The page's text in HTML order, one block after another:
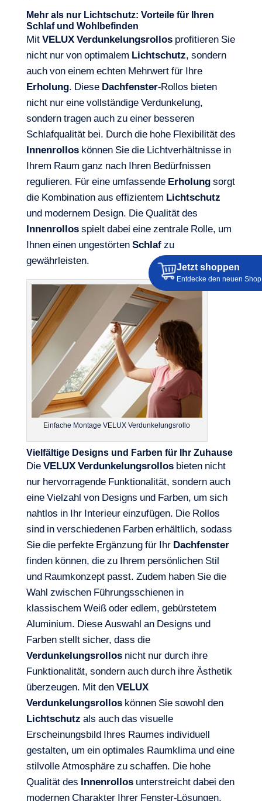
Mehr als nur Lichtschutz: Vorteile für Ihren
Schlaf und Wohlbefinden
MitVELUXVerdunkelungsrollosprofitieren Sie
nicht nur von optimalem Lichtschutz, sondern
auch von einem echten Mehrwert für Ihre
Erholung. DieseDachfenster-Rollos bieten
nicht nur eine vollständige Verdunkelung,
sondern tragen auch zu einer besseren
Schlafqualität bei. Durch die hohe Flexibilität des
Innenrolloskönnen Sie die Lichtverhältnisse in
Ihrem Raum ganz nach Ihren Bedürfnissen
regulieren. Für eine umfassendeErholungsorgt
die Kombination aus effizientem Lichtschutz
und modernem Design. Die Qualität des
Innenrollosspielt dabei eine zentrale Rolle, um
Ihnen einen ungestörtenSchlafzu
gewährleisten.
Einfache Montage VELUX Verdunkelungsrollo
Vielfältige Designs und Farben für Ihr Zuhause
DieVELUXVerdunkelungsrollosbieten nicht
nur hervorragende Funktionalität, sondern auch
eine Vielzahl von Designs und Farben, um sich
nahtlos in Ihr Interieur einzufügen. Die Rollos
sind in verschiedenen Farben erhältlich, sodass
Sie die perfekte Ergänzung für IhrDachfenster
finden können, die zu Ihrem persönlichen Stil
und Raumkonzept passt. Zudem haben Sie die
Wahl zwischen Führungsschienen in
klassischem Weiß oder edlem, gebürstetem
Aluminium. Diese Auswahl an Designs und
Farben stellt sicher, dass die
Verdunkelungsrollosnicht nur durch ihre
Funktionalität, sondern auch durch ihre Ästhetik
überzeugen. Mit denVELUX
Verdunkelungsrolloskönnen Sie sowohl den
Lichtschutzals auch das visuelle
Erscheinungsbild Ihres Raumes individuell
gestalten, um ein optimales Raumklima und eine
stilvolle Atmosphäre zu schaffen. Die hohe
Qualität des Innenrollosunterstreicht dabei den
Jetzt shoppen
Entdecke den neuen Shop